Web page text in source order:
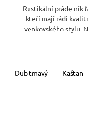
Rustikální prádelník
kteří mají rádi
venkovského stylu.
Dub tmavý Kaštan